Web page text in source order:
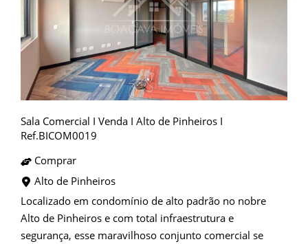
Sala Comercial I Venda I Alto de Pinheiros I
Ref.BICOM0019
Comprar
Alto de Pinheiros
Localizado em condomínio de alto padrão no nobre
Alto de Pinheiros e com total infraestrutura e
segurança, esse maravilhoso conjunto comercial se